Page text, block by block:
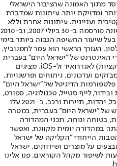
מתוך האמונה שהציבור הישראלי
ומדויקת יותר. עיתונות שמדברת
ועניינית. עיתונות אחרת וללא
תשלום. המהדורה המודפסת הראשונה פורסמה ב-30 ביולי 2007, וב-2010
שיעור החשיפה הגבוה ביותר בימי
העורך הראשי הוא עמר לחמנוביץ,
האינטרנט של "ישראל היום" בעברית
ובאנגלית, כמו כן היישומונים (אפליקציות) לאנדרואיד ול-iOS, מציגים
ועדכונים, ניתוחים ופרשנויות,
פלטפורמות הדיגיטל של "ישראל היום"
לייף סטייל, טכנולוגיה, ספורט,
כלכלה וצרכנות, בריאות, חיילים, אוכל, יהדות, תיירות ורכב. ב-2021 עלו
של "ישראל היום" בעברית, במטרה
בטוחה ונוחה. תכני המהדורה
במהדורה יומית מקוונת, ואפשר
הייחודי "הקליקה של ישראל
על מוצרים ושירותים. ישראל
לשיפור מקהל הקוראים. פנו אלינו